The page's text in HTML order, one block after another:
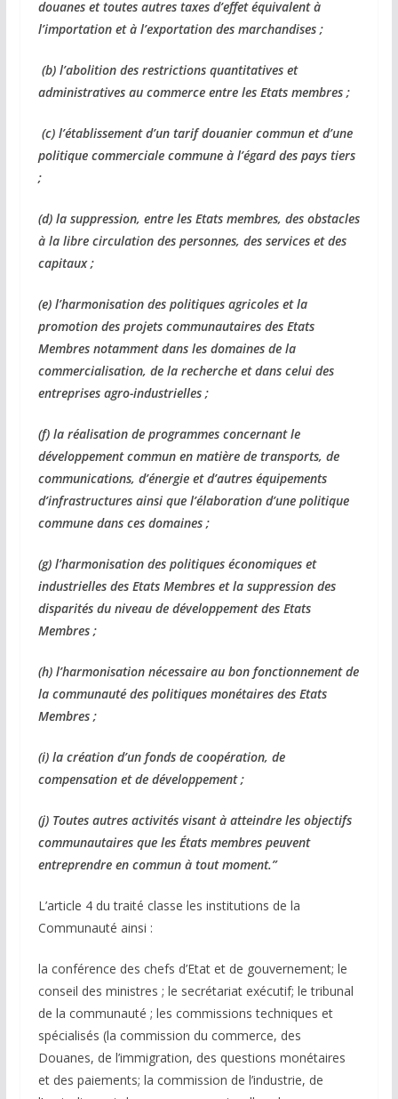
douanes et toutes autres taxes d’effet équivalent à
l’importation et à l’exportation des marchandises ;
(b) l’abolition des restrictions quantitatives et
administratives au commerce entre les Etats membres ;
(c) l’établissement d’un tarif douanier commun et d’une
politique commerciale commune à l’égard des pays tiers
;
(d) la suppression, entre les Etats membres, des obstacles
à la libre circulation des personnes, des services et des
capitaux ;
(e) l’harmonisation des politiques agricoles et la
promotion des projets communautaires des Etats
Membres notamment dans les domaines de la
commercialisation, de la recherche et dans celui des
entreprises agro-industrielles ;
(f) la réalisation de programmes concernant le
développement commun en matière de transports, de
communications, d’énergie et d’autres équipements
d’infrastructures ainsi que l’élaboration d’une politique
commune dans ces domaines ;
(g) l’harmonisation des politiques économiques et
industrielles des Etats Membres et la suppression des
disparités du niveau de développement des Etats
Membres ;
(h) l’harmonisation nécessaire au bon fonctionnement de
la communauté des politiques monétaires des Etats
Membres ;
(i) la création d’un fonds de coopération, de
compensation et de développement ;
(j) Toutes autres activités visant à atteindre les objectifs
communautaires que les États membres peuvent
entreprendre en commun à tout moment.”
L’article 4 du traité classe les institutions de la
Communauté ainsi :
la conférence des chefs d’Etat et de gouvernement; le
conseil des ministres ; le secrétariat exécutif; le tribunal
de la communauté ; les commissions techniques et
spécialisés (la commission du commerce, des
Douanes, de l’immigration, des questions monétaires
et des paiements; la commission de l’industrie, de